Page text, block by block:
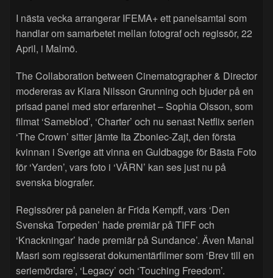
I nästa vecka arrangerar IFEMA+ ett panelsamtal som
handlar om samarbetet mellan fotograf och regissör, 22
April, i Malmö.
The Collaboration between Cinematographer & Director
modereras av Klara Nilsson Grunning och bjuder på en
prisad panel med stor erfarenhet – Sophia Olsson, som
filmat ‘Sameblod’, ‘Charter’ och nu senast Netflix serien
‘The Crown’ sitter jämte Ita Zboniec-Zajt, den första
kvinnan i Sverige att vinna en Guldbagge för Bästa Foto
för ‘Yarden’, vars foto i ‘VÄRN’ kan ses just nu på
svenska biografer.
Regissörer på panelen är Frida Kempff, vars ‘Den
Svenska Torpeden’ hade premiär på TIFF och
‘Knackningar’ hade premiär på Sundance’. Även Manal
Masri som regisserat dokumentärfilmer som ‘Brev till en
seriemördare’, ‘Legacy’ och ‘Touching Freedom’.